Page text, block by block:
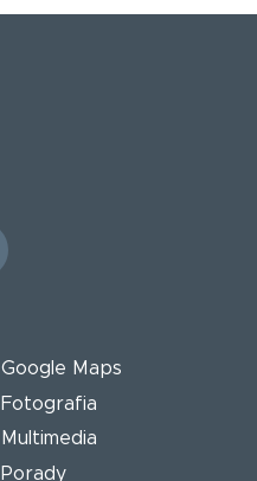
Google Maps
Fotografia
Multimedia
Porady